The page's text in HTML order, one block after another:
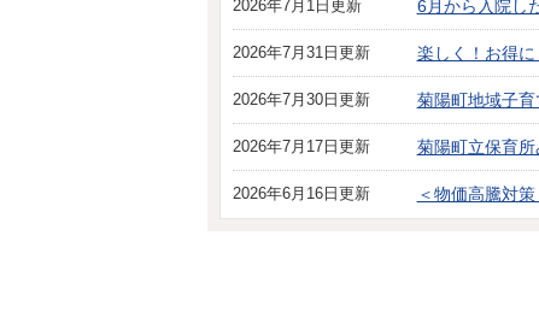
2026年7月1日更新 6月から入院し
2026年7月31日更新 楽しく！お得
2026年7月30日更新 菊陽町地域子育
2026年7月17日更新 菊陽町立保育
2026年6月16日更新 ＜物価高騰対